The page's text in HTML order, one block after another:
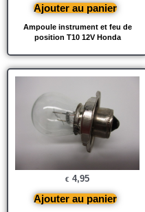
Ampoule instrument et feu de
position T10 12V Honda
Ajouter au panier
€ 4,95
Ajouter au panier